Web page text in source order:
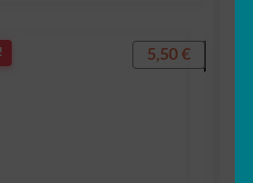
5,50 €